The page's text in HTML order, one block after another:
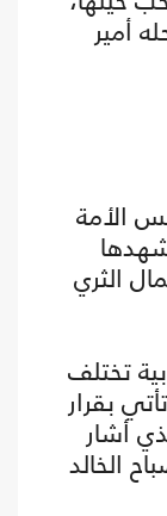
أمير
الأمة
الثري
تختلف
بقرار
أشار
الخالد